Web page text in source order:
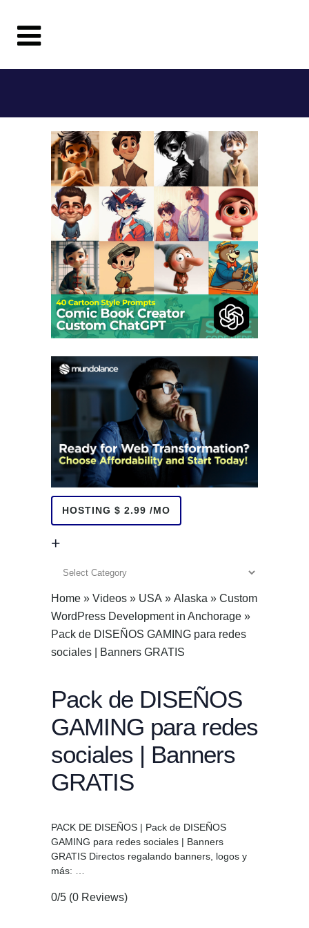
HOSTING $ 2.99 /MO
+
Home » Videos » USA » Alaska » Custom
WordPress Development in Anchorage »
Pack de DISEÑOS GAMING para redes
sociales | Banners GRATIS
Pack de DISEÑOS
GAMING para redes
sociales | Banners
GRATIS
PACK DE DISEÑOS | Pack de DISEÑOS
GAMING para redes sociales | Banners
GRATIS Directos regalando banners, logos y
más: …
0/5 (0 Reviews)